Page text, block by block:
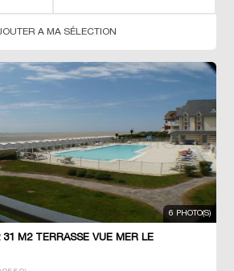
A MA SÉLECTION
6 PHOTO(S)
M2 TERRASSE VUE MER LE